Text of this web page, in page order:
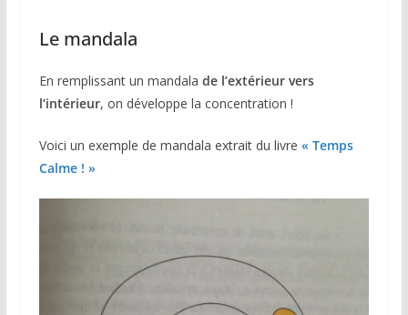
Le mandala
En remplissant un mandala de l’extérieur vers
l’intérieur, on développe la concentration !
Voici un exemple de mandala extrait du livre « Temps
Calme ! »